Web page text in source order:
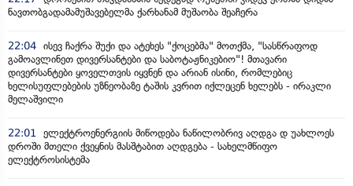
ნავთობგადამამუშავებელმა ქარხანამ მუშაობა შეაჩერა
22:04 ისევ ჩაქრა შუქი და ატეხეს "ქოცებმა" მოთქმა, "სასწრაფოდ
გამოავლინეთ დივერსანტები და საბოტაჟნიკებიო"! მთავარი
დივერსანტები ყოველთვის იყვნენ და არიან ისინი, რომლებიც
ხელისუფლებების უზნეობაზე ტაშის კვრით იქლეცენ ხელებს - ირაკლი
მელაშვილი
22:01
ელექტროენერგიის მიწოდება ნაწილობრივ აღდგა დ უახლოეს
დროში მთელი ქვეყნის მასშტაბით აღდგება - სახელმწიფო
ელექტროსისტემა